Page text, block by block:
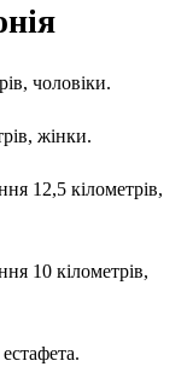
чоловіки.
жінки.
12,5 кілометрів,
10 кілометрів,